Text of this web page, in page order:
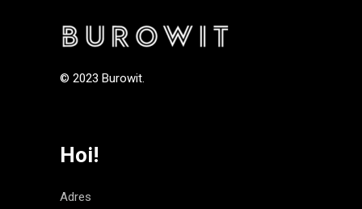
© 2023 Burowit.
Hoi!
Adres